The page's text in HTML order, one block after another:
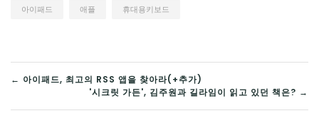
아이패드 애플 휴대용키보드
글
탐
← 아이패드, 최고의 RSS 앱을 찾아라(+추가)
'시크릿 가든', 김주원과 길라임이 읽고 있던 책은? →